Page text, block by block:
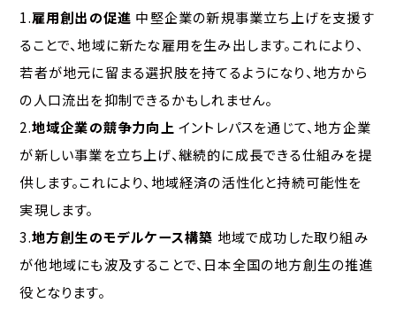
1.雇用創出の促進 中堅企業の新規事業立ち上げを支援す
ることで、地域に新たな雇用を生み出します。これにより、
若者が地元に留まる選択肢を持てるようになり、地方から
の人口流出を抑制できるかもしれません。
2.地域企業の競争力向上 イントレパスを通じて、地方企業
が新しい事業を立ち上げ、継続的に成長できる仕組みを提
供します。これにより、地域経済の活性化と持続可能性を
実現します。
3.地方創生のモデルケース構築 地域で成功した取り組み
が他地域にも波及することで、日本全国の地方創生の推進
役となります。